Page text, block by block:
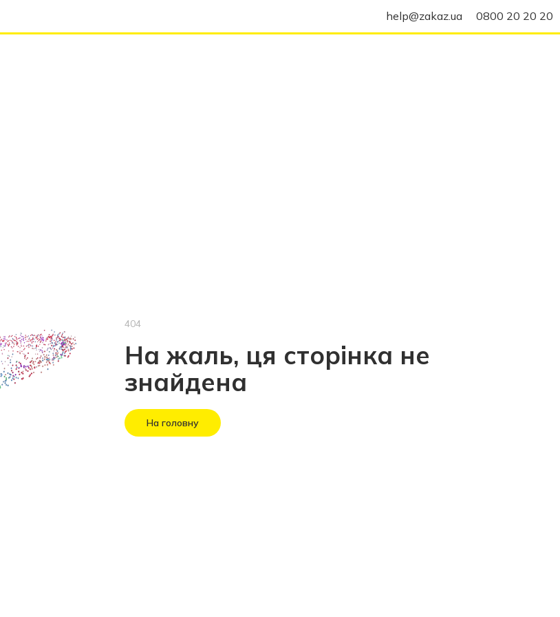
help@zakaz.ua 0800 20 20 20
404
На жаль, ця сторінка не
знайдена
На головну